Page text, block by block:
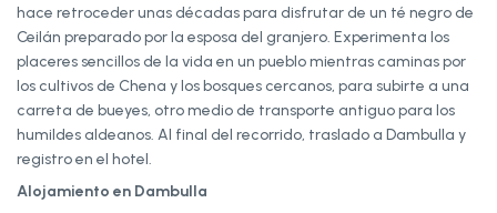
hace retroceder unas décadas para disfrutar de un té negro de
Ceilán preparado por la esposa del granjero. Experimenta los
placeres sencillos de la vida en un pueblo mientras caminas por
los cultivos de Chena y los bosques cercanos, para subirte a una
carreta de bueyes, otro medio de transporte antiguo para los
humildes aldeanos. Al final del recorrido, traslado a Dambulla y
registro en el hotel.
Alojamiento en Dambulla